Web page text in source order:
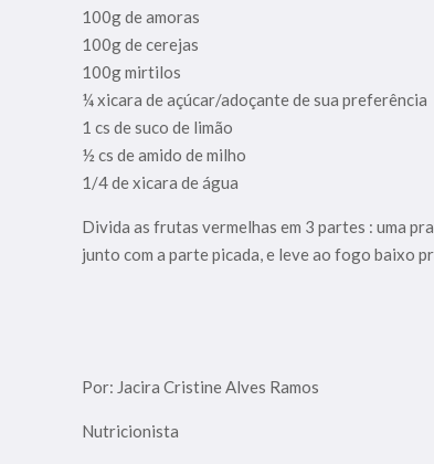
100g de amoras
100g de cerejas
100g mirtilos
¼ xicara de açúcar/adoçante de sua preferência
1 cs de suco de limão
½ cs de amido de milho
1/4 de xicara de água
Divida as frutas vermelhas em 3 partes : uma
junto com a parte picada, e leve ao fogo baixo
Por: Jacira Cristine Alves Ramos
Nutricionista